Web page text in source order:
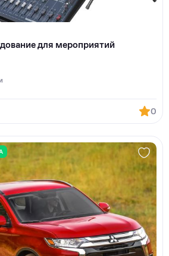
для мероприятий
0